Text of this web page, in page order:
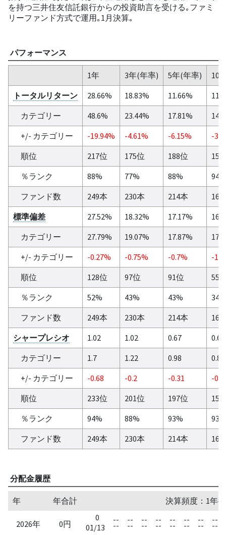
を持つ三井住友信託銀行からの投資助言を受ける｡ファミ
リーファンド方式で運用｡1月決算｡
パフォーマンス
1年 3年(年率) 5年(年率)
10
トータルリターン
28.66% 18.83% 11.66%
カテゴリー
48.6% 23.44% 17.81%
+/- カテゴリー
-19.94% -4.61% -6.15%
-
順位
217位 175位 188位
155
％ランク
88% 77% 88%
94%
ファンド数
249本 230本 214本
165
標準偏差
27.52% 18.32% 17.17%
カテゴリー
27.79% 19.07% 17.87%
+/- カテゴリー
-0.27% -0.75% -0.7%
-
順位
128位 97位 91位
55
％ランク
52% 43% 43%
34%
ファンド数
249本 230本 214本
165
シャープレシオ
1.02 1.02 0.67
0.69
カテゴリー
1.7 1.22 0.98
0.86
+/- カテゴリー
-0.68 -0.2 -0.31
-
順位
233位 201位 197位
152
％ランク
94% 88% 93%
93%
ファンド数
249本 230本 214本 165
分配金履歴
年 年合計 決算頻度：1年
2026年 0円
0
01/13
--
--
--
--
--
--
--
--
--
--
--
--
--
--
--
--